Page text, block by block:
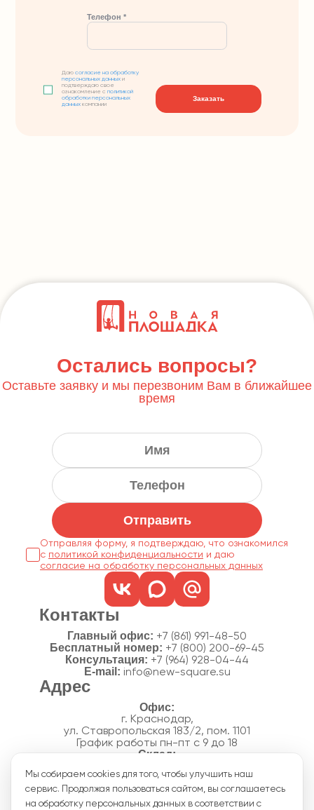
Телефон *
Даюсогласие на обработку
персональных данных и
подтверждаю свое
ознакомление сполитикой
обработки персональных
данных компании
Заказать
Остались вопросы?
Оставьте заявку и мы перезвоним Вам в ближайшее
время
Отправить
Отправляя форму, я подтверждаю, что ознакомился
с политикой конфиденциальности
согласие на обработку персональных данных
Контакты
Главный офис: +7 (861) 991-48-50
Бесплатный номер: +7 (800) 200-69-45
Консультация: +7 (964) 928-04-44
E-mail: info@new-square.su
Адрес
г. Краснодар,
ул. Ставропольская 183/2, пом. 1101
График работы пн-пт с 9 до 18
п. Новознаменский, ул.Производственная, 15
График работы склада пн-пт с 8 до 18
Акции
Мы собираем cookies для того, чтобы улучшить наш
сервис. Продолжая пользоваться сайтом, вы соглашаетесь
на обработку персональных данных в соответствии с